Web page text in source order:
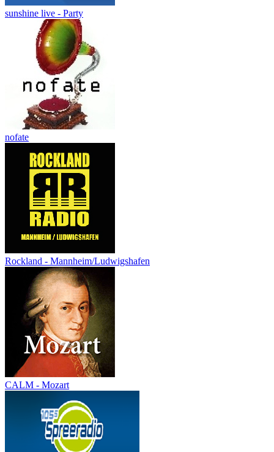
sunshine live - Party
nofate
Rockland - Mannheim/Ludwigshafen
CALM - Mozart